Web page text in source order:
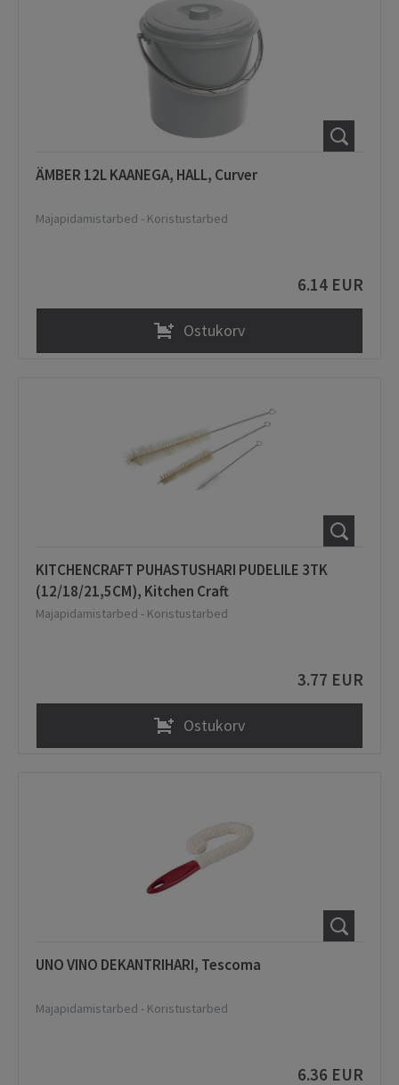
ÄMBER 12L KAANEGA, HALL, Curver
Majapidamistarbed - Koristustarbed
6.14 EUR
Ostukorv
KITCHENCRAFT PUHASTUSHARI PUDELILE 3TK
(12/18/21,5CM), Kitchen Craft
Majapidamistarbed - Koristustarbed
3.77 EUR
Ostukorv
UNO VINO DEKANTRIHARI, Tescoma
Majapidamistarbed - Koristustarbed
6.36 EUR